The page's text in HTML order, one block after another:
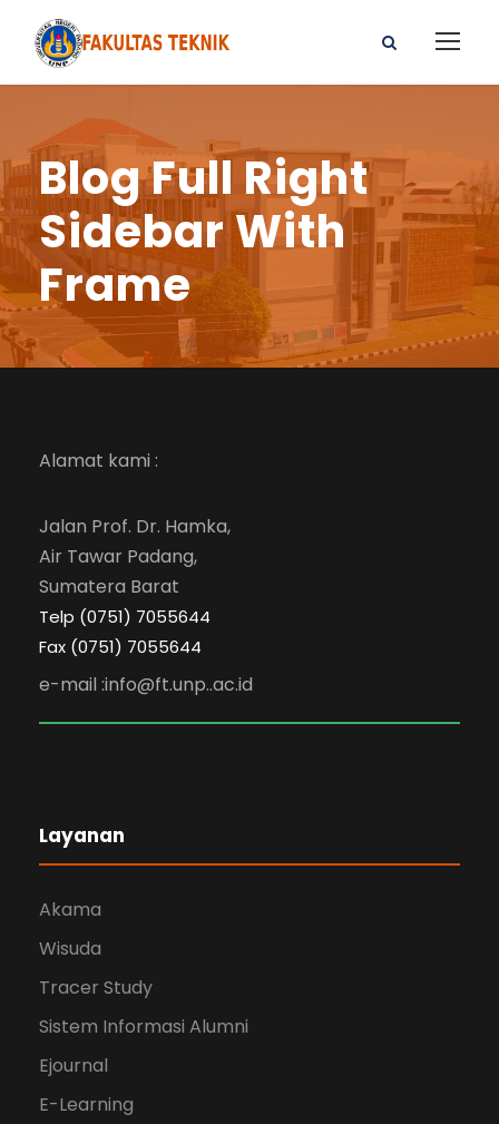
Blog Full Right
Sidebar With
Frame
Alamat kami :
Jalan Prof. Dr. Hamka,
Air Tawar Padang,
Sumatera Barat
Telp (0751) 7055644
Fax (0751) 7055644
e-mail :info@ft.unp..ac.id
Layanan
Akama
Wisuda
Tracer Study
Sistem Informasi Alumni
Ejournal
E-Learning